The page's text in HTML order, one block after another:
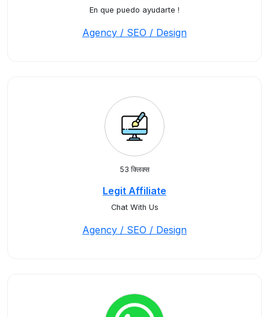
En que puedo ayudarte !
Agency / SEO / Design
53 क्लिक्स
Legit Affiliate
Chat With Us
Agency / SEO / Design